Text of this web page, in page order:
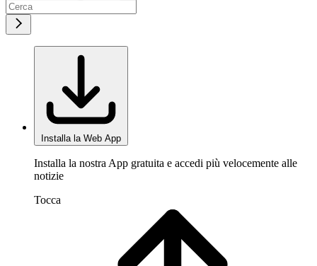
Installa la Web App
Installa la nostra App gratuita e accedi più velocemente alle
notizie
Tocca